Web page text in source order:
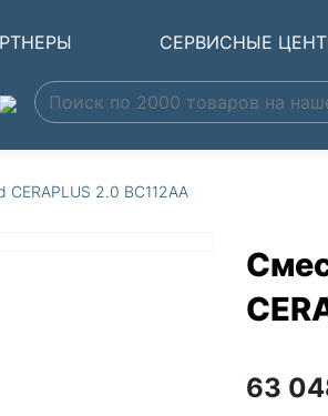
СЕРВИСНЫЕ
2.0 BC112AA
63